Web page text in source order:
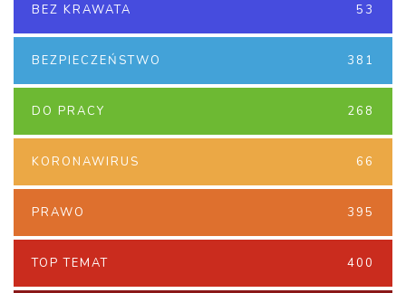
BEZ KRAWATA 53
BEZPIECZEŃSTWO 381
DO PRACY 268
KORONAWIRUS 66
PRAWO 395
TOP TEMAT 400